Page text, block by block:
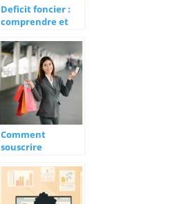
Deficit foncier :
comprendre et
avantage fiscal
Comment
souscrire
crédit conso en
ligne : démarches
et avantages